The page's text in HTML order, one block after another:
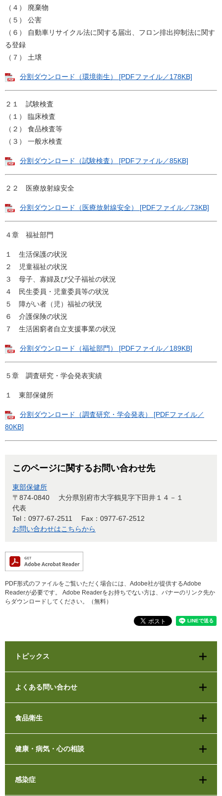
（４） 廃棄物
（５） 公害
（６） 自動車リサイクル法に関する届出、フロン排出抑制法に関す
る登録
（７） 土壌
分割ダウンロード（環境衛生） [PDFファイル／178KB]
２１ 試験検査
（１） 臨床検査
（２） 食品検査等
（３） 一般水検査
分割ダウンロード（試験検査） [PDFファイル／85KB]
２２ 医療放射線安全
分割ダウンロード（医療放射線安全） [PDFファイル／73KB]
４章 福祉部門
１ 生活保護の状況
２ 児童福祉の状況
３ 母子、寡婦及び父子福祉の状況
４ 民生委員・児童委員等の状況
５ 障がい者（児）福祉の状況
６ 介護保険の状況
７ 生活困窮者自立支援事業の状況
分割ダウンロード（福祉部門） [PDFファイル／189KB]
５章 調査研究・学会発表実績
１ 東部保健所
分割ダウンロード（調査研究・学会発表） [PDFファイル／
80KB]
このページに関するお問い合わせ先
東部保健所
〒874-0840
大分県別府市大字鶴見字下田井１４－１
代表
Tel：0977-67-2511
Fax：0977-67-2512
お問い合わせはこちらから
PDF形式のファイルをご覧いただく場合には、Adobe社が提供するAdobe
Readerが必要です。
Adobe Readerをお持ちでない方は、バナーのリンク先か
らダウンロードしてください。（無料）
トピックス
よくある問い合わせ
食品衛生
健康・病気・心の相談
感染症